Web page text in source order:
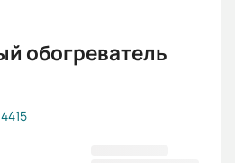
обогреватель